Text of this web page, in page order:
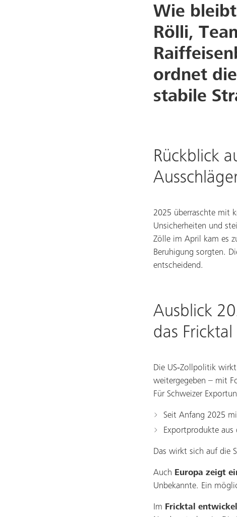
Wie
Rölli,
ordnet
stabile
Rückblick
2025 überraschte mit
Unsicherheiten und
Zölle im April kam es
Beruhigung sorgten.
entscheidend.
Ausblick
das
Die US‑Zollpolitik
weitergegeben – mit
Für Schweizer
Seit Anfang 2025
Exportprodukte aus
Das wirkt sich auf die
Auch Europa zeigt
Unbekannte. Ein
Im Fricktal